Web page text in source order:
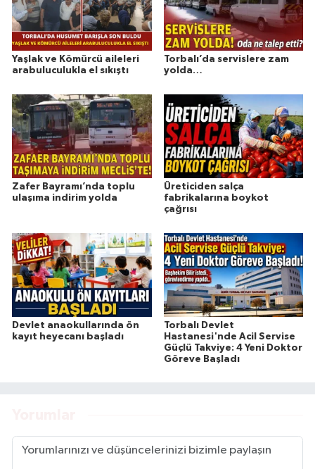
Yaşlak ve Kömürcü aileleri
arabuluculukla el sıkıştı
Torbalı’da servislere zam
yolda…
Zafer Bayramı’nda toplu
ulaşıma indirim yolda
Üreticiden salça
fabrikalarına boykot
çağrısı
Devlet anaokullarında ön
kayıt heyecanı başladı
Torbalı Devlet
Hastanesi'nde Acil Servise
Güçlü Takviye: 4 Yeni Doktor
Göreve Başladı